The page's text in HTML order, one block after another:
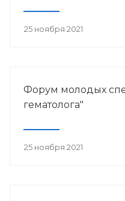
25 ноября 2021
Форум молодых
гематолога"
25 ноября 2021